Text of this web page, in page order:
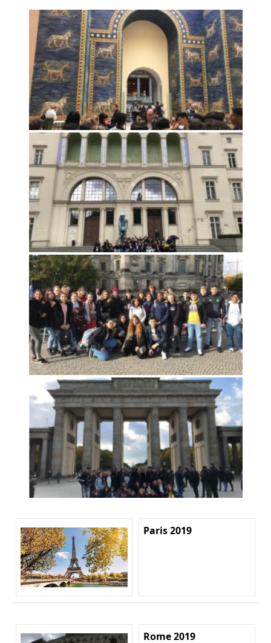
Paris 2019
Rome 2019